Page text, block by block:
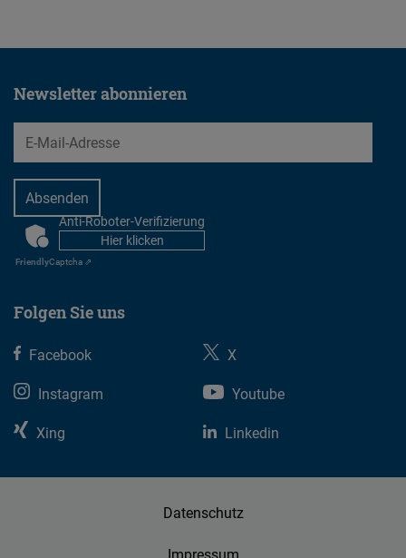
Newsletter abonnieren
EMail
CAPTCHAAnti-Roboter-Verifizierung
Hier klicken
FriendlyCaptcha ⇗
Folgen Sie uns
Facebook
X
Instagram
Youtube
Xing
Linkedin
Datenschutz